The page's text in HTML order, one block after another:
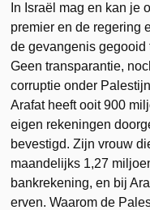
In Israël mag en kan je
premier en de regering
de gevangenis gegooid
Geen transparantie,
corruptie onder
Arafat heeft ooit 900
eigen rekeningen
bevestigd. Zijn vrouw
maandelijks 1,27
bankrekening, en bij
erven. Waarom de